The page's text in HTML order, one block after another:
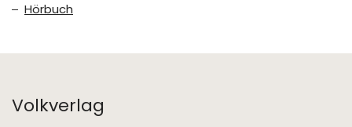
Hörbuch
Volkverlag